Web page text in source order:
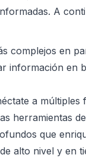
A
complejos en
información en
a múltiples
herramientas
que
alto nivel y en